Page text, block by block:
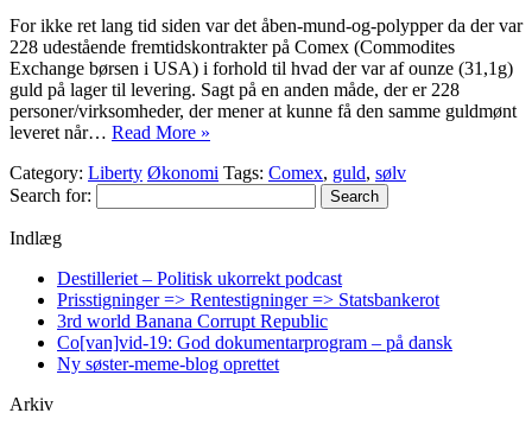
For ikke ret lang tid siden var det åben-mund-og-polypper da der var
228 udestående fremtidskontrakter på Comex (Commodites
Exchange børsen i USA) i forhold til hvad der var af ounze (31,1g)
guld på lager til levering. Sagt på en anden måde, der er 228
personer/virksomheder, der mener at kunne få den samme guldmønt
leveret når… Read More »
Category: Liberty Økonomi Tags: Comex, guld, sølv
Search for:
Indlæg
Destilleriet – Politisk ukorrekt podcast
Prisstigninger => Rentestigninger => Statsbankerot
3rd world Banana Corrupt Republic
Co[van]vid-19: God dokumentarprogram – på dansk
Ny søster-meme-blog oprettet
Arkiv